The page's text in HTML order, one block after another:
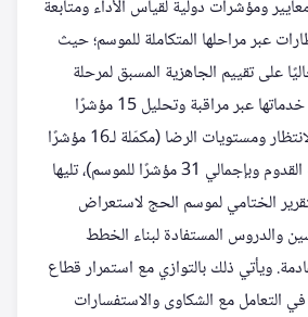
ومؤشرات دولية لقياس الأداء ومتابعة
عبر مراحلها المتكاملة للموسم؛ حيث
على تقييم الجاهزية المسبق لمرحلة
المغادرة، ومتابعة جودة خدماتها عبر مراقبة وتحليل 15 مؤشرًا
تشغيليًا لقياس أوقات الانتظار ومستويات الرضا (مكمّلة لـ16 مؤشرًا
جرى تطبيقها في مرحلة القدوم وبإجمالي 31 مؤشرًا للموسم)، تليها
الختامي لموسم الحج لاستعراض
والدروس المستفادة لبناء الخطط
ويأتي ذلك بالتوازي مع استمرار قطاع
التعامل مع الشكاوى والاستفسارات